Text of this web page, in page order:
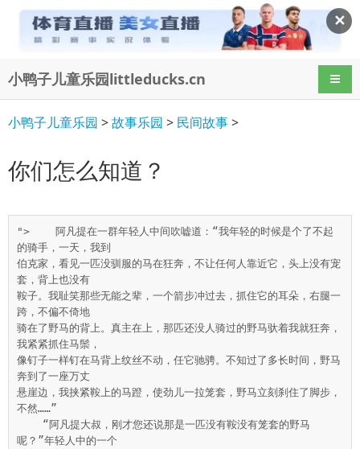
✕
小鸭子儿童乐园littleducks.cn 导航
小鸭子儿童乐园 >故事乐园 > 民间故事>
你们怎么知道？
">    阿凡提在一群年轻人中间吹嘘道：“我年轻的时候是个了不起
的骑手，一天，我到
伯克家，看见一匹没驯服的马在狂奔，不让任何人靠近它，头上没有宠
套，背上也没有
鞍子。我耻笑那些无能之辈，一个箭步冲过去，抓住它的耳朵，右腿一
跨，不偏不倚地
骑在了野马的背上。真主在上，那匹还没人骑过的野马驮着我就狂奔，
我紧紧抓住马鬃，
像钉子一样钉在马背上纹丝不动，任它驰骋。不知过了多长时间，野马
奔到了一座万丈
悬崖边，我挟紧鞍上的马蹬，使劲儿一拉笼套，野马立刻刹住了脚步，
不然……”
呢？”年轻人中的一个